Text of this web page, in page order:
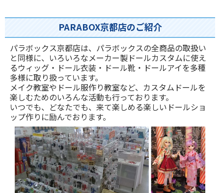
2025年09月11日 2025年05月09日
PARABOX京都店のご紹介
パラボックス京都店は、パラボックスの全商品の取扱い
と同様に、いろいろなメーカー製ドールカスタムに使え
るウィッグ・ドール衣装・ドール靴・ドールアイを多種
多様に取り扱っています。
メイク教室やドール服作り教室など、カスタムドールを
楽しむためのいろんな活動も行っております。
いつでも、どなたでも、来て楽しめる楽しいドールショ
ップ作りに励んでおります。